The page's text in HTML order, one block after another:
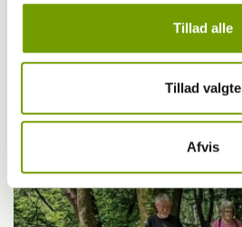
Tillad alle
Tillad valgte
Afvis
Livet med hund
Guide til hike med hunden